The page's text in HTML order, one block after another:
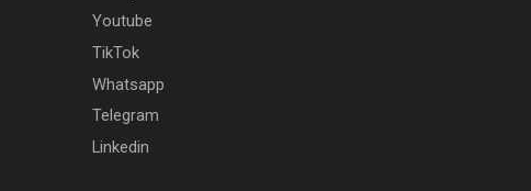
Youtube
TikTok
Whatsapp
Telegram
Linkedin